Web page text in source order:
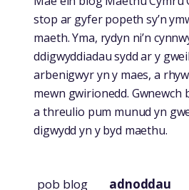
stop ar gyfer popeth sy’n
maeth. Yma, rydyn ni’n
ddigwyddiadau sydd ar y
arbenigwyr yn y maes, a
mewn gwirionedd. Gwnewch
a threulio pum munud yn
digwydd yn y byd maethu.
pob blog adnoddau